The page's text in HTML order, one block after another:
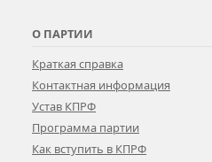
О ПАРТИИ
Краткая справка
Контактная информация
Устав КПРФ
Программа партии
Как вступить в КПРФ